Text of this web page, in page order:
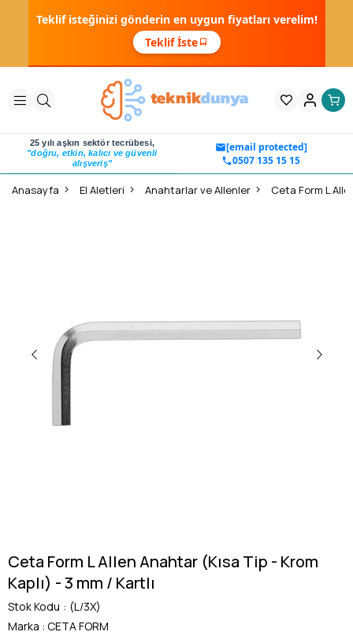
Teklif isteğinizi gönderin en uygun fiyatları verelim!
Teklif İste
25 yılı aşkın sektör tecrübesi,
"doğru, etkin, kalıcı ve güvenli
alışveriş"
[email protected]
0507 135 15 15
Anasayfa El Aletleri Anahtarlar ve Allenler
Ceta Form L Allen Anahtar (Kısa Tip - Krom
Kaplı) - 3 mm / Kartlı
Stok Kodu
(L/3X)
Marka : CETA FORM